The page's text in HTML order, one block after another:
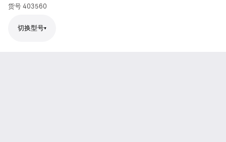
货号 403560
切换型号